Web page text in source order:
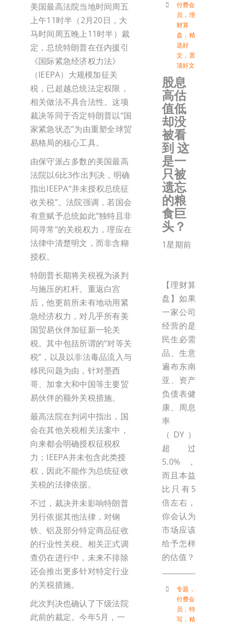
美国最高法院当地时间周五
上午11时半（2月20日，大
马时间周五晚上11时半）裁
定，总统特朗普在任内援引
《国际紧急经济权力法》
（IEEPA）大规模加征关
税，已超越总统法定权限，
相关做法不具合法性。这项
裁决等同于否定特朗普以“国
家紧急状态”为由重塑全球贸
易格局的核心工具。
由保守派占多数的美国最高
法院以6比3作出判决，明确
指出IEEPA“并未授权总统征
收关税”。法院强调，若国会
有意赋予总统如此“独特且非
同寻常”的关税权力，理应在
法律中清楚明文，而非含糊
授权。
特朗普长期将关税视为谈判
与施压的杠杆。重返白宫
后，他更前所未有地动用紧
急经济权力，对几乎所有美
国贸易伙伴加征新一轮关
税。其中包括所谓的“对等关
税”，以及以非法毒品流入与
移民问题为由，针对墨西
哥、加拿大和中国等主要贸
易伙伴的额外关税措施。
最高法院在判词中指出，国
会在其他关税相关法案中，
向来都会明确授权征税权
力；IEEPA并未包含此类授
权，因此不能作为总统征收
关税的法律依据。
不过，裁决并未影响特朗普
另行依据其他法律，对钢
铁、铝及部分特定商品征收
的行业性关税。相关正式调
查仍在进行中，未来不排除
还会推出更多针对特定行业
的关税措施。
此次判决也确认了下级法院
此前的裁定。今年5月，一
付费会
员 ， 理
财算
盘 ， 精
选好
文 ， 置
顶好文
股息
高估
值低
却没
被看
到 这
是一
只被
遗忘
的粮
食巨
头？
1星期前
【理财算
盘】如果
一家公司
经营的是
民生必需
品、生意
遍布东南
亚、资产
负债表健
康、周息
率
（DY）
超过
5.0%，
而且本益
比只有5
倍左右，
你会认为
市场应该
给予怎样
的估值？
专题 ，
付费会
员 ， 特
写 ， 精